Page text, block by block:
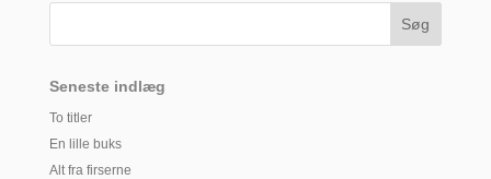
Seneste indlæg
To titler
En lille buks
Alt fra firserne